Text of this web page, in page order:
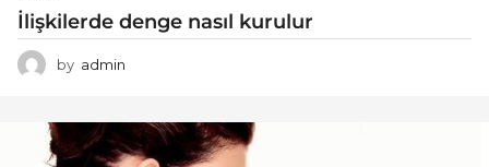
İlişkilerde denge nasıl kurulur
by admin